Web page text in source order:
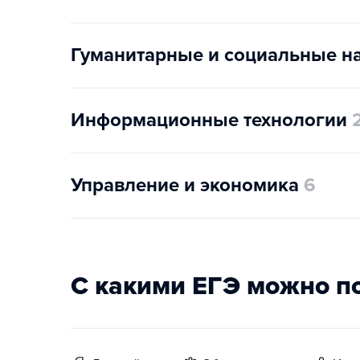
Гуманитарные и социальные
Информационные технологии
Управление и экономика 6
С какими ЕГЭ можно